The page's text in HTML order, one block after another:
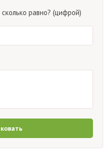
равно? (цифрой)